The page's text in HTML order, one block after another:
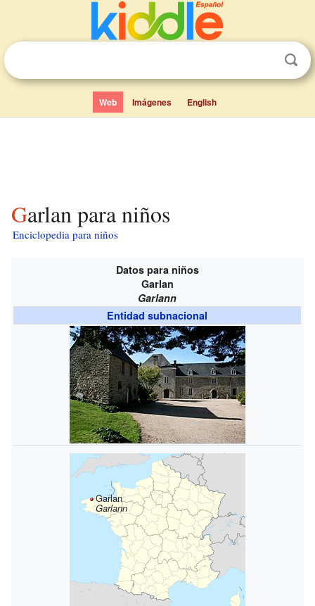
Web Imágenes English
Garlan para niños
Enciclopedia para niños
Datos para niños
Garlan
Garlann
Entidad subnacional
Garlan
Garlann